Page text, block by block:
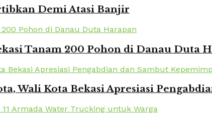
Demi Atasi Banjir
Tanam 200 Pohon di Danau Duta
Wali Kota Bekasi Apresiasi